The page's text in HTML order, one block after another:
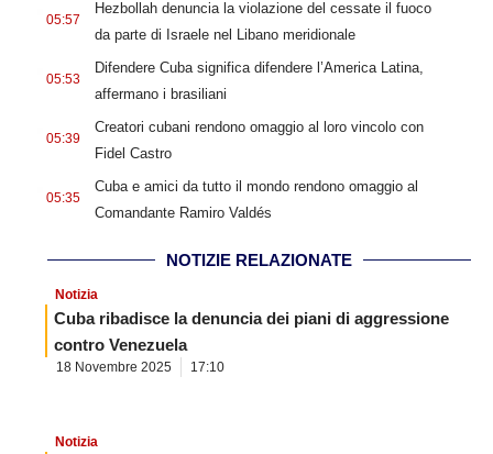
05:57
Hezbollah denuncia la violazione del cessate il fuoco
da parte di Israele nel Libano meridionale
05:53
Difendere Cuba significa difendere l’America Latina,
affermano i brasiliani
05:39
Creatori cubani rendono omaggio al loro vincolo con
Fidel Castro
05:35
Cuba e amici da tutto il mondo rendono omaggio al
Comandante Ramiro Valdés
NOTIZIE RELAZIONATE
Notizia
Cuba ribadisce la denuncia dei piani di aggressione
contro Venezuela
18 Novembre 2025 17:10
Notizia